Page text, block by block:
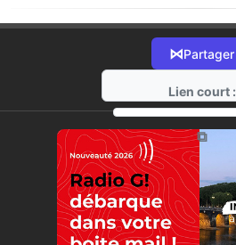
⋈Partager
Lien court :
⧉